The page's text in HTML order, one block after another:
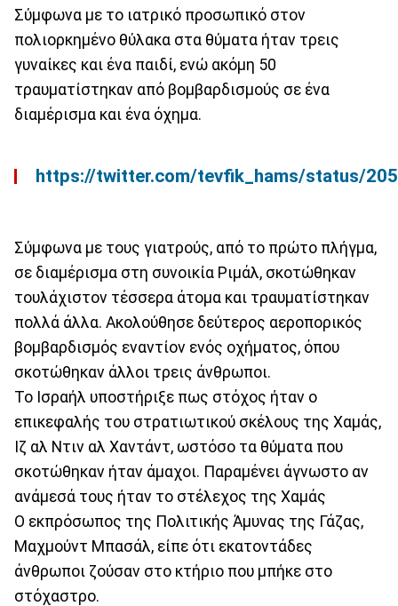
Σύμφωνα με το ιατρικό προσωπικό στον
πολιορκημένο θύλακα στα θύματα ήταν τρεις
γυναίκες και ένα παιδί, ενώ ακόμη 50
τραυματίστηκαν από βομβαρδισμούς σε ένα
διαμέρισμα και ένα όχημα.
https://twitter.com/tevfik_hams/status/
Σύμφωνα με τους γιατρούς, από το πρώτο πλήγμα,
σε διαμέρισμα στη συνοικία Ριμάλ, σκοτώθηκαν
τουλάχιστον τέσσερα άτομα και τραυματίστηκαν
πολλά άλλα. Ακολούθησε δεύτερος αεροπορικός
βομβαρδισμός εναντίον ενός οχήματος, όπου
σκοτώθηκαν άλλοι τρεις άνθρωποι.
Το Ισραήλ υποστήριξε πως στόχος ήταν ο
επικεφαλής του στρατιωτικού σκέλους της Χαμάς,
Ιζ αλ Ντιν αλ Χαντάντ, ωστόσο τα θύματα που
σκοτώθηκαν ήταν άμαχοι. Παραμένει άγνωστο αν
ανάμεσά τους ήταν το στέλεχος της Χαμάς
Ο εκπρόσωπος της Πολιτικής Άμυνας της Γάζας,
Μαχμούντ Μπασάλ, είπε ότι εκατοντάδες
άνθρωποι ζούσαν στο κτήριο που μπήκε στο
στόχαστρο.